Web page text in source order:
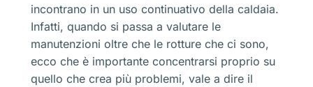
incontrano in un uso continuativo della caldaia.
Infatti, quando si passa a valutare le
manutenzioni oltre che le rotture che ci sono,
ecco che è importante concentrarsi proprio su
quello che crea più problemi, vale a dire il